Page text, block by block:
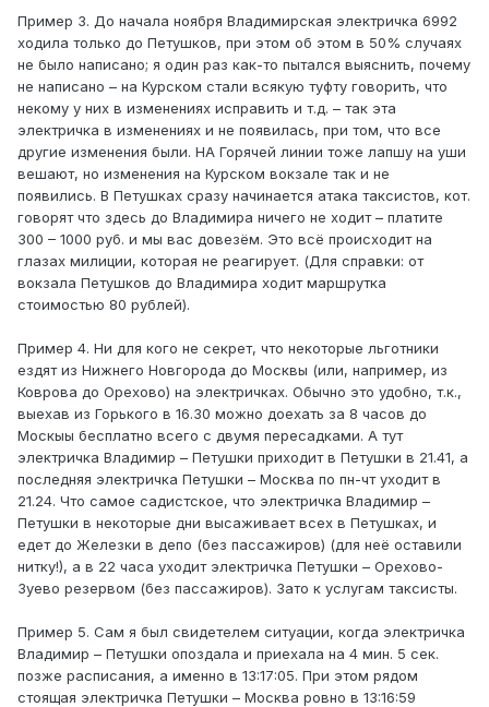
Пример 3. До начала ноября Владимирская электричка 6992
ходила только до Петушков, при этом об этом в 50% случаях
не было написано; я один раз как-то пытался выяснить, почему
не написано – на Курском стали всякую туфту говорить, что
некому у них в изменениях исправить и т.д. – так эта
электричка в изменениях и не появилась, при том, что все
другие изменения были. НА Горячей линии тоже лапшу на уши
вешают, но изменения на Курском вокзале так и не
появились. В Петушках сразу начинается атака таксистов, кот.
говорят что здесь до Владимира ничего не ходит – платите
300 – 1000 руб. и мы вас довезём. Это всё происходит на
глазах милиции, которая не реагирует. (Для справки: от
вокзала Петушков до Владимира ходит маршрутка
стоимостью 80 рублей).
Пример 4. Ни для кого не секрет, что некоторые льготники
ездят из Нижнего Новгорода до Москвы (или, например, из
Коврова до Орехово) на электричках. Обычно это удобно, т.к.,
выехав из Горького в 16.30 можно доехать за 8 часов до
Москыы бесплатно всего с двумя пересадками. А тут
электричка Владимир – Петушки приходит в Петушки в 21.41, а
последняя электричка Петушки – Москва по пн-чт уходит в
21.24. Что самое садистское, что электричка Владимир –
Петушки в некоторые дни высаживает всех в Петушках, и
едет до Железки в депо (без пассажиров) (для неё оставили
нитку!), а в 22 часа уходит электричка Петушки – Орехово-
Зуево резервом (без пассажиров). Зато к услугам таксисты.
Пример 5. Сам я был свидетелем ситуации, когда электричка
Владимир – Петушки опоздала и приехала на 4 мин. 5 сек.
позже расписания, а именно в 13:17:05. При этом рядом
стоящая электричка Петушки – Москва ровно в 13:16:59